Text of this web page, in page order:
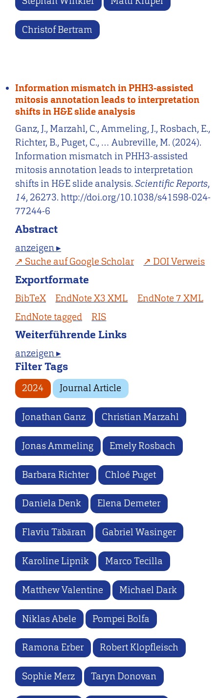
Christof Bertram
Information mismatch in PHH3-assisted
mitosis annotation leads to interpretation
shifts in H&E slide analysis
Ganz, J., Marzahl, C., Ammeling, J., Rosbach, E.,
Richter, B., Puget, C., … Aubreville, M. (2024).
Information mismatch in PHH3-assisted
mitosis annotation leads to interpretation
shifts in H&E slide analysis.Scientific Reports,
14, 26273. http://doi.org/10.1038/s41598-024-
77244-6
Abstract
anzeigen ▸
Suche auf Google Scholar
DOI Verweis
Exportformate
BibTeX EndNote X3 XML
EndNote 7 XML
EndNote tagged
RIS
Weiterführende Links
anzeigen ▸
Filter Tags
2024 Journal Article
Jonathan Ganz Christian Marzahl
Jonas Ammeling Emely Rosbach
Barbara Richter Chloé Puget
Daniela Denk Elena Demeter
Flaviu Tăbăran Gabriel Wasinger
Karoline Lipnik Marco Tecilla
Matthew Valentine Michael Dark
Niklas Abele Pompei Bolfa
Ramona Erber Robert Klopfleisch
Sophie Merz Taryn Donovan